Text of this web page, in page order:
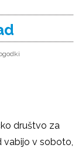
društvo za
vabijo v soboto,